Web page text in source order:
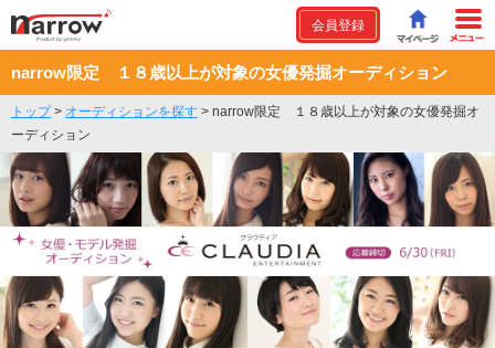
会員登録
narrow限定 １８歳以上が対象の女優発掘オーディション
トップ> オーディションを探す > narrow限定 １８歳以上が対象の女優発掘オ
ーディション